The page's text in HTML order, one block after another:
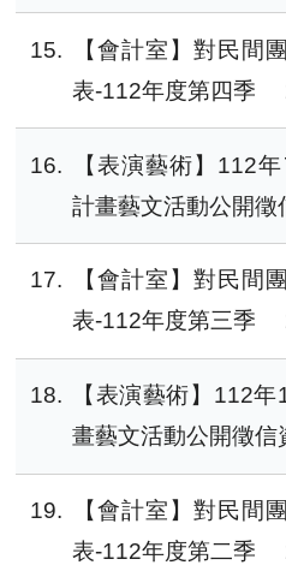
15
【會計室】對民間
表-112年度第四季
16
【表演藝術】112
計畫藝文活動公開徵
17
【會計室】對民間
表-112年度第三季
18
【表演藝術】112
畫藝文活動公開徵信
19
【會計室】對民間
表-112年度第二季